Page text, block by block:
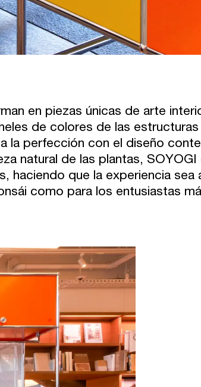
en piezas únicas de arte
de colores de las
la perfección con el diseño
natural de las plantas,
haciendo que la experiencia
como para los entusiastas